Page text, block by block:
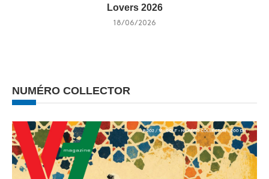
Lovers 2026
18/06/2026
NUMÉRO COLLECTOR